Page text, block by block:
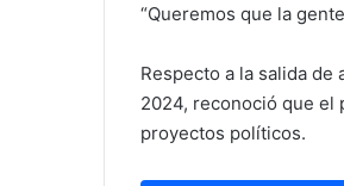
“Queremos que la
Respecto a la salida
2024, reconoció que el
proyectos políticos.